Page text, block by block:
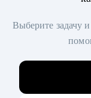
Выберите задачу